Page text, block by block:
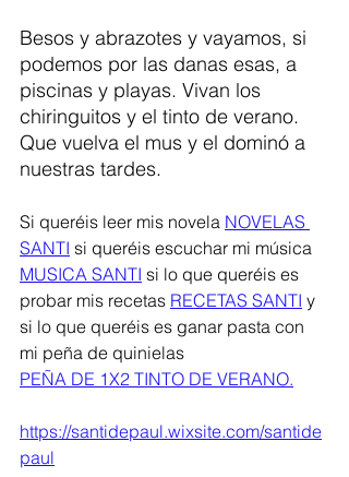
Besos y abrazotes y vayamos, si
podemos por las danas esas, a
piscinas y playas. Vivan los
chiringuitos y el tinto de verano.
Que vuelva el mus y el dominó a
nuestras tardes.
Si queréis leer mis novela NOVELAS
SANTI si queréis escuchar mi música
MUSICA SANTI si lo que queréis es
probar mis recetas RECETAS SANTI y
si lo que queréis es ganar pasta con
mi peña de quinielas
PEÑA DE 1X2 TINTO DE VERANO.
https://santidepaul.wixsite.com/santide
paul